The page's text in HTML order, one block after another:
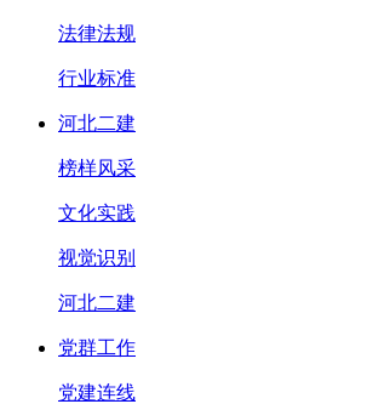
法律法规
行业标准
河北二建
榜样风采
文化实践
视觉识别
河北二建
党群工作
党建连线